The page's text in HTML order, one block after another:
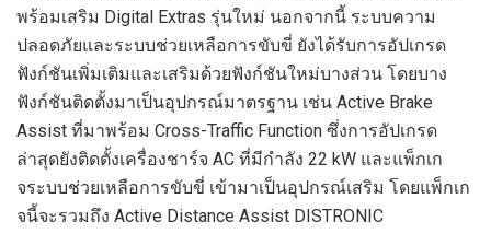
พร้อมเสริม Digital Extras รุ่นใหม่ นอกจากนี้ ระบบความ
ปลอดภัยและระบบช่วยเหลือการขับขี่ ยังได้รับการอัปเกรด
ฟังก์ชันเพิ่มเติมและเสริมด้วยฟังก์ชันใหม่บางส่วน โดยบาง
ฟังก์ชันติดตั้งมาเป็นอุปกรณ์มาตรฐาน เช่น Active Brake
Assist ที่มาพร้อม Cross-Traffic Function ซึ่งการอัปเกรด
ล่าสุดยังติดตั้งเครื่องชาร์จ AC ที่มีกำลัง 22 kW และแพ็กเก
จระบบช่วยเหลือการขับขี่ เข้ามาเป็นอุปกรณ์เสริม โดยแพ็กเก
จนี้จะรวมถึง Active Distance Assist DISTRONIC